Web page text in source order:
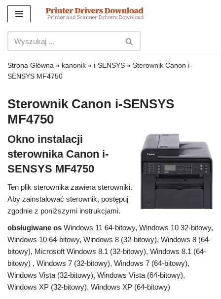
do
treści
Strona Główna » kanonik » i-SENSYS » Sterownik Canon i-
SENSYS MF4750
Sterownik Canon i-SENSYS
MF4750
Okno instalacji
sterownika Canon i-
SENSYS MF4750
Ten plik sterownika zawiera sterowniki.
Aby zainstalować sterownik, postępuj
zgodnie z poniższymi instrukcjami.
obsługiwane os Windows 11 64-bitowy, Windows 10 32-bitowy,
Windows 10 64-bitowy, Windows 8 (32-bitowy), Windows 8 (64-
bitowy), Microsoft Windows 8.1 (32-bitowy), Windows 8.1 (64-
bitowy) , Windows 7 (32-bitowy), Windows 7 (64-bitowy),
Windows Vista (32-bitowy), Windows Vista (64-bitowy),
Windows XP (32-bitowy), Windows XP (64-bitowy)